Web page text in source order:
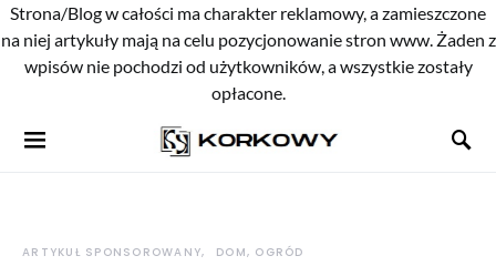
Strona/Blog w całości ma charakter reklamowy, a zamieszczone
na niej artykuły mają na celu pozycjonowanie stron www. Żaden z
wpisów nie pochodzi od użytkowników, a wszystkie zostały
opłacone.
ARTYKUŁ SPONSOROWANY DOM, OGRÓD